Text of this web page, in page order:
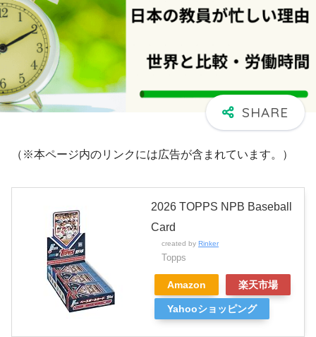
（※本ページ内のリンクには広告が含まれています。）
2026 TOPPS NPB Baseball
Card
created by Rinker
Topps
Amazon 楽天市場
Yahooショッピング